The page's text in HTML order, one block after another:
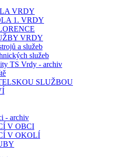
VRDY
1. VRDY
VRDY
a služeb
služeb
TS Vrdy - archiv
SLUŽBOU
- archiv
V OBCI
V OKOLÍ